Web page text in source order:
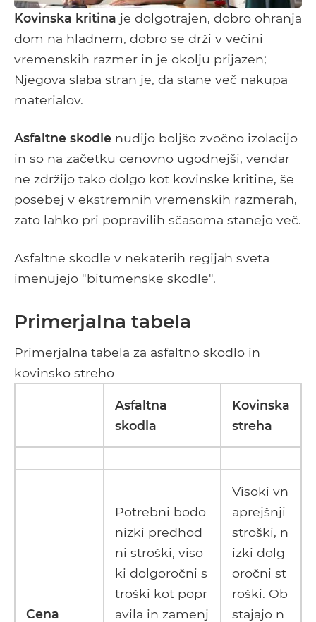
Kovinska kritina je dolgotrajen, dobro ohranja
dom na hladnem, dobro se drži v večini
vremenskih razmer in je okolju prijazen;
Njegova slaba stran je, da stane več nakupa
materialov.
Asfaltne skodle nudijo boljšo zvočno izolacijo
in so na začetku cenovno ugodnejši, vendar
ne zdržijo tako dolgo kot kovinske kritine, še
posebej v ekstremnih vremenskih razmerah,
zato lahko pri popravilih sčasoma stanejo več.
Asfaltne skodle v nekaterih regijah sveta
imenujejo "bitumenske skodle".
Primerjalna tabela
Primerjalna tabela za asfaltno skodlo in
kovinsko streho
Asfaltna
skodla
Kovinska
streha
Cena
Potrebni bodo
nizki predhod
ni stroški, viso
ki dolgoročni s
troški kot popr
avila in zamenj
Visoki vn
aprejšnji
stroški, n
izki dolg
oročni st
roški. Ob
stajajo n